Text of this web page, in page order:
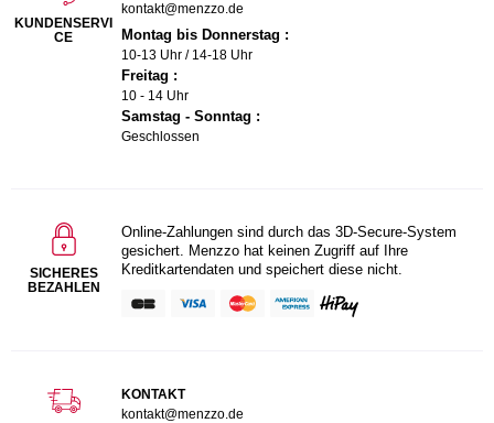
KUNDENSERVI
CE
kontakt@menzzo.de
Montag bis Donnerstag :
10-13 Uhr / 14-18 Uhr
Freitag :
10 - 14 Uhr
Samstag - Sonntag :
Geschlossen
SICHERES
BEZAHLEN
Online-Zahlungen sind durch das 3D-Secure-System
gesichert. Menzzo hat keinen Zugriff auf Ihre
Kreditkartendaten und speichert diese nicht.
KONTAKT
kontakt@menzzo.de